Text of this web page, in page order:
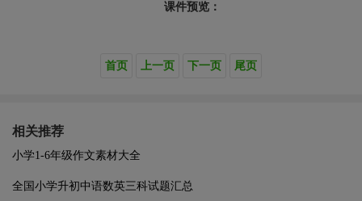
课件预览：
首页 上一页 下一页 尾页
相关推荐
小学1-6年级作文素材大全
全国小学升初中语数英三科试题汇总